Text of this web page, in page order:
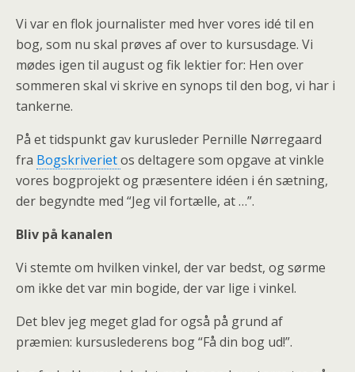
Vi var en flok journalister med hver vores idé til en
bog, som nu skal prøves af over to kursusdage. Vi
mødes igen til august og fik lektier for: Hen over
sommeren skal vi skrive en synops til den bog, vi har i
tankerne.
På et tidspunkt gav kurusleder Pernille Nørregaard
fra Bogskriverietos deltagere som opgave at vinkle
vores bogprojekt og præsentere idéen i én sætning,
der begyndte med “Jeg vil fortælle, at …”.
Bliv på kanalen
Vi stemte om hvilken vinkel, der var bedst, og sørme
om ikke det var min bogide, der var lige i vinkel.
Det blev jeg meget glad for også på grund af
præmien: kursuslederens bog “Få din bog ud!”.